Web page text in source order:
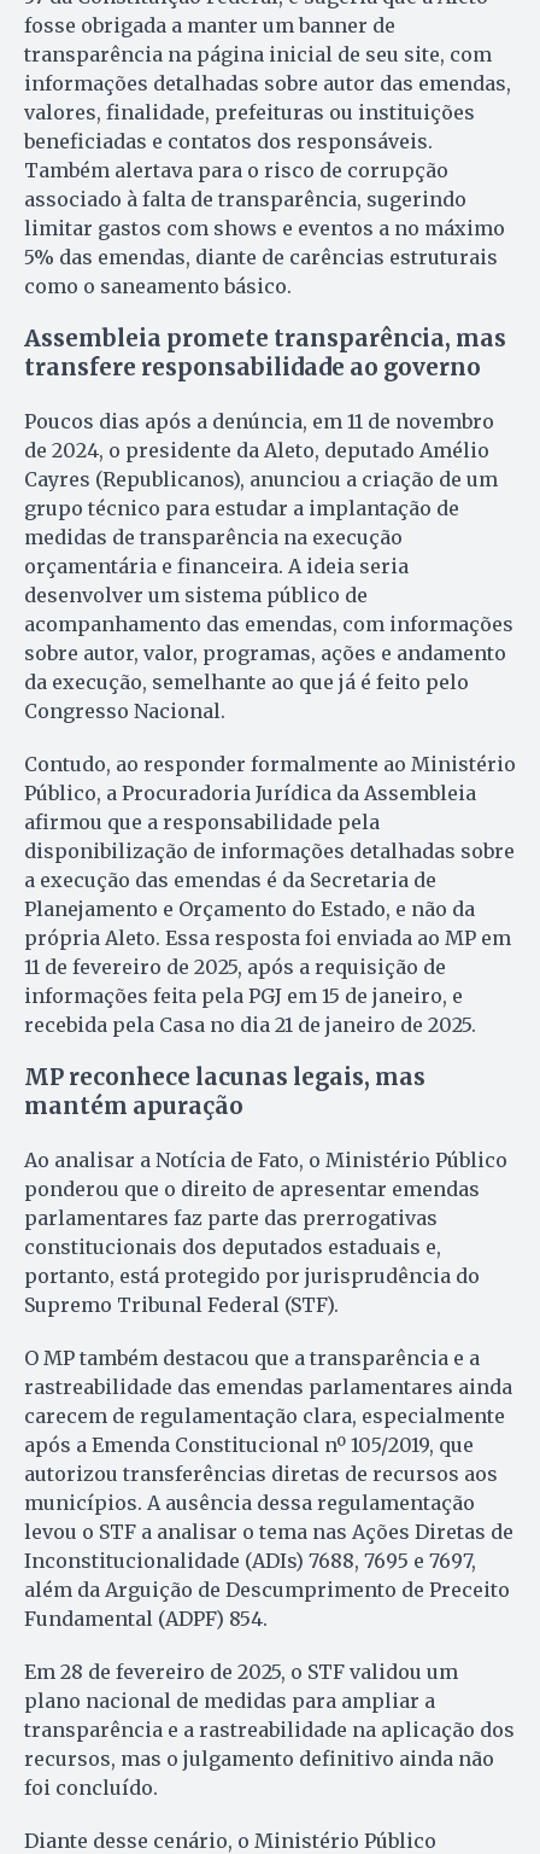
fosse obrigada a manter um banner de
transparência na página inicial de seu site, com
informações detalhadas sobre autor das emendas,
valores, finalidade, prefeituras ou instituições
beneficiadas e contatos dos responsáveis.
Também alertava para o risco de corrupção
associado à falta de transparência, sugerindo
limitar gastos com shows e eventos a no máximo
5% das emendas, diante de carências estruturais
como o saneamento básico.
Assembleia promete transparência, mas
transfere responsabilidade ao governo
Poucos dias após a denúncia, em 11 de novembro
de 2024, o presidente da Aleto, deputado Amélio
Cayres (Republicanos), anunciou a criação de um
grupo técnico para estudar a implantação de
medidas de transparência na execução
orçamentária e financeira. A ideia seria
desenvolver um sistema público de
acompanhamento das emendas, com informações
sobre autor, valor, programas, ações e andamento
da execução, semelhante ao que já é feito pelo
Congresso Nacional.
Contudo, ao responder formalmente ao Ministério
Público, a Procuradoria Jurídica da Assembleia
afirmou que a responsabilidade pela
disponibilização de informações detalhadas sobre
a execução das emendas é da Secretaria de
Planejamento e Orçamento do Estado, e não da
própria Aleto. Essa resposta foi enviada ao MP em
11 de fevereiro de 2025, após a requisição de
informações feita pela PGJ em 15 de janeiro, e
recebida pela Casa no dia 21 de janeiro de 2025.
MP reconhece lacunas legais, mas
mantém apuração
Ao analisar a Notícia de Fato, o Ministério Público
ponderou que o direito de apresentar emendas
parlamentares faz parte das prerrogativas
constitucionais dos deputados estaduais e,
portanto, está protegido por jurisprudência do
Supremo Tribunal Federal (STF).
O MP também destacou que a transparência e a
rastreabilidade das emendas parlamentares ainda
carecem de regulamentação clara, especialmente
após a Emenda Constitucional nº 105/2019, que
autorizou transferências diretas de recursos aos
municípios. A ausência dessa regulamentação
levou o STF a analisar o tema nas Ações Diretas de
Inconstitucionalidade (ADIs) 7688, 7695 e 7697,
além da Arguição de Descumprimento de Preceito
Fundamental (ADPF) 854.
Em 28 de fevereiro de 2025, o STF validou um
plano nacional de medidas para ampliar a
transparência e a rastreabilidade na aplicação dos
recursos, mas o julgamento definitivo ainda não
foi concluído.
Diante desse cenário, o Ministério Público